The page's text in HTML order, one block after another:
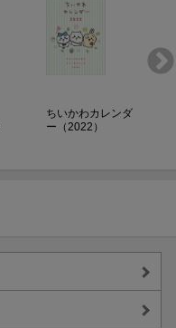
ちいかわカレンダ
ー（2022）